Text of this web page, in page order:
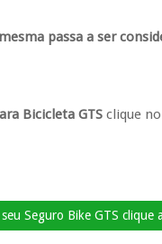
passa a ser
Bicicleta GTS clique
seu Seguro Bike GTS clique